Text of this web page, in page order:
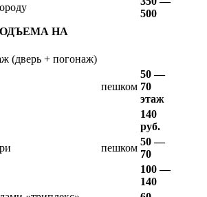
500
НА
(дверь + погонаж)
пешком
50 —
70
этаж
140
руб.
пешком
50 —
70
100 —
140